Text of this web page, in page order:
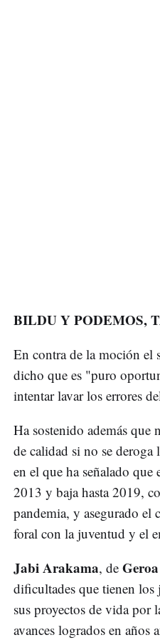
BILDU Y PODEMOS,
En contra de la moción el
dicho que es "puro
intentar lavar los errores
Ha sostenido además que
de calidad si no se deroga
en el que ha señalado
2013 y baja hasta 2019,
pandemia, y asegurado
foral con la juventud y el
Jabi Arakama, de
dificultades que tienen los
sus proyectos de vida por
avances logrados en años